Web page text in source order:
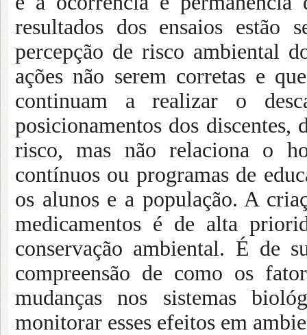
resultados dos ensaios estão
percepção de risco ambiental
ações não serem corretas e
continuam a realizar o
posicionamentos dos discentes,
risco, mas não relaciona o
contínuos ou programas de
os alunos e a população. A
medicamentos é de alta
conservação ambiental. É de
compreensão de como os
mudanças nos sistemas
monitorar esses efeitos em